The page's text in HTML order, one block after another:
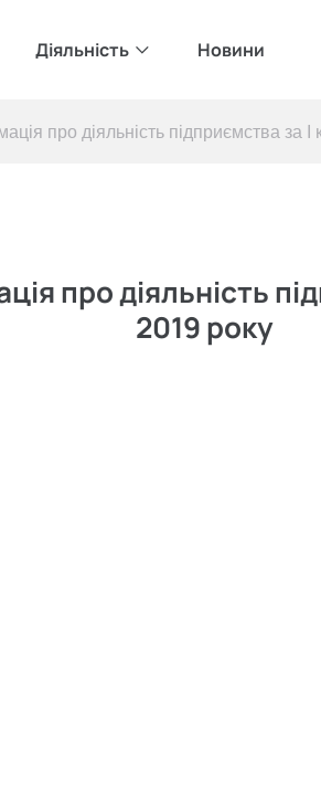
Діяльність Новини
про діяльність підприємства за I
про діяльність
2019 року